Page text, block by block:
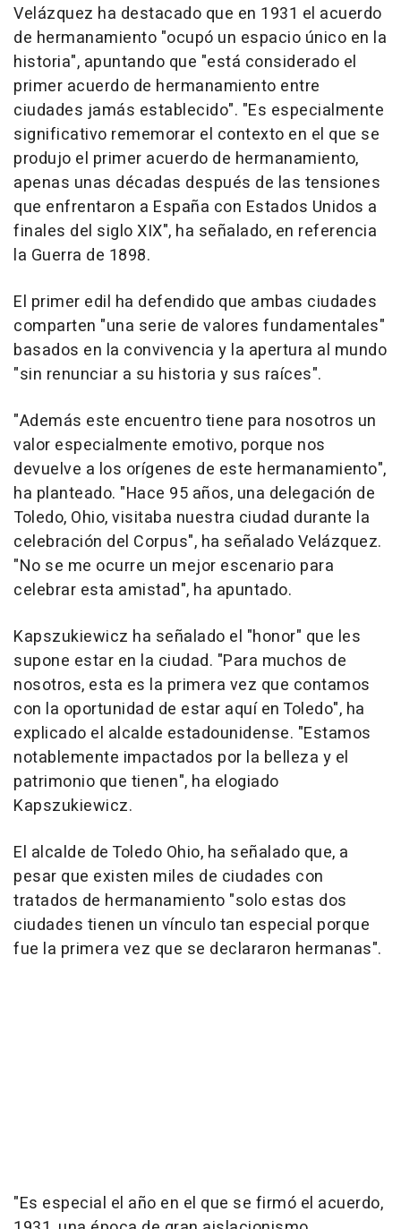
Velázquez ha destacado que en 1931 el acuerdo
de hermanamiento "ocupó un espacio único en la
historia", apuntando que "está considerado el
primer acuerdo de hermanamiento entre
ciudades jamás establecido". "Es especialmente
significativo rememorar el contexto en el que se
produjo el primer acuerdo de hermanamiento,
apenas unas décadas después de las tensiones
que enfrentaron a España con Estados Unidos a
finales del siglo XIX", ha señalado, en referencia
la Guerra de 1898.
El primer edil ha defendido que ambas ciudades
comparten "una serie de valores fundamentales"
basados en la convivencia y la apertura al mundo
"sin renunciar a su historia y sus raíces".
"Además este encuentro tiene para nosotros un
valor especialmente emotivo, porque nos
devuelve a los orígenes de este hermanamiento",
ha planteado. "Hace 95 años, una delegación de
Toledo, Ohio, visitaba nuestra ciudad durante la
celebración del Corpus", ha señalado Velázquez.
"No se me ocurre un mejor escenario para
celebrar esta amistad", ha apuntado.
Kapszukiewicz ha señalado el "honor" que les
supone estar en la ciudad. "Para muchos de
nosotros, esta es la primera vez que contamos
con la oportunidad de estar aquí en Toledo", ha
explicado el alcalde estadounidense. "Estamos
notablemente impactados por la belleza y el
patrimonio que tienen", ha elogiado
Kapszukiewicz.
El alcalde de Toledo Ohio, ha señalado que, a
pesar que existen miles de ciudades con
tratados de hermanamiento "solo estas dos
ciudades tienen un vínculo tan especial porque
fue la primera vez que se declararon hermanas".
"Es especial el año en el que se firmó el acuerdo,